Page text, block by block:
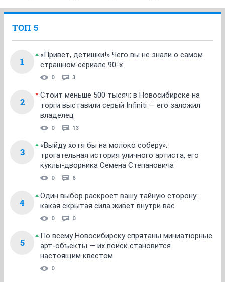
ТОП 5
1
«Привет, детишки!» Чего вы не знали о самом
страшном сериале 90-х
0 3
2
Стоит меньше 500 тысяч: в Новосибирске на
торги выставили серый Infiniti — его заложил
владелец
0 13
3
«Выйду хотя бы на молоко соберу»:
трогательная история уличного артиста, его
куклы-дворника Семена Степановича
0 6
4
Один выбор раскроет вашу тайную сторону:
какая скрытая сила живет внутри вас
0 0
5
По всему Новосибирску спрятаны миниатюрные
арт-объекты — их поиск становится
настоящим квестом
0